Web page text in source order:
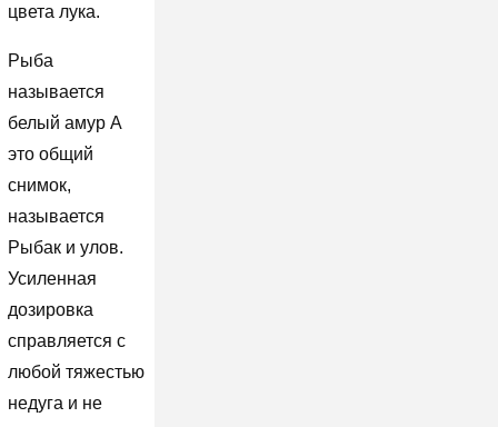
цвета лука.
Рыба
называется
белый амур А
это общий
снимок,
называется
Рыбак и улов.
Усиленная
дозировка
справляется с
любой тяжестью
недуга и не